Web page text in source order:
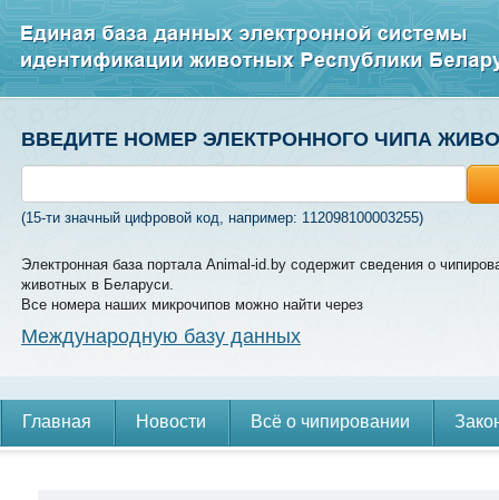
ВВЕДИТЕ НОМЕР ЭЛЕКТРОННОГО ЧИПА
(15-ти значный цифровой код, например: 112098100003255)
Электронная база портала Animal-id.by содержит сведения о
животных в Беларуси.
Все номера наших микрочипов можно найти через
Международную базу данных
Главная Новости Всё о чипировании